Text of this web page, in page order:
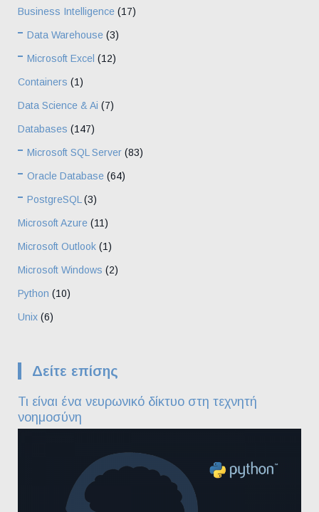
Business Intelligence (17)
Data Warehouse (3)
Microsoft Excel (12)
Containers (1)
Data Science & Ai (7)
Databases (147)
Microsoft SQL Server (83)
Oracle Database (64)
PostgreSQL (3)
Microsoft Azure (11)
Microsoft Outlook (1)
Microsoft Windows (2)
Python (10)
Unix (6)
Δείτε επίσης
Τι είναι ένα νευρωνικό δίκτυο στη τεχνητή
νοημοσύνη